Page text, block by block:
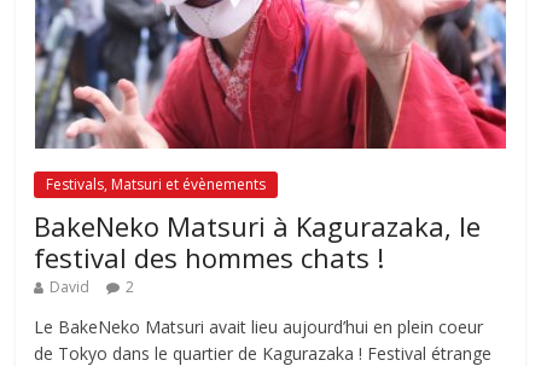
Festivals, Matsuri et évènements
BakeNeko Matsuri à Kagurazaka, le
festival des hommes chats !
David 2
Le BakeNeko Matsuri avait lieu aujourd’hui en plein coeur
de Tokyo dans le quartier de Kagurazaka ! Festival étrange